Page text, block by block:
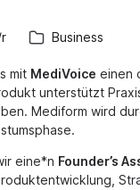
Business
mit MediVoice einen
unterstützt
Mediform wird
eine*n Founder’s